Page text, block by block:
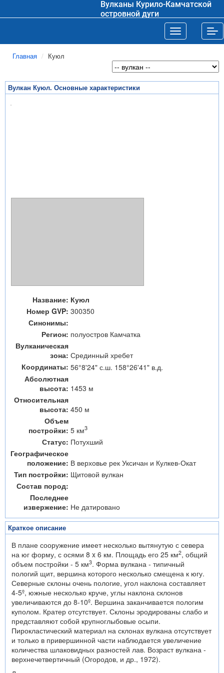
Вулканы Курило-Камчатской
островной дуги
Toggle
Главная Куюл
Вулкан Куюл. Основные характеристики
Название: Куюл
Номер GVP: 300350
Синонимы:
Регион: полуостров Камчатка
Вулканическая
зона: Срединный хребет
Координаты: 56°8'24" с.ш. 158°26'41" в.д.
Абсолютная
высота: 1453 м
Относительная
высота: 450 м
Объем
постройки: 5 км3
Статус: Потухший
Географическое
положение: В верховье рек Уксичан и Кулкев-Окат
Тип постройки: Щитовой вулкан
Состав пород:
Последнее
извержение: Не датировано
Краткое описание
В плане сооружение имеет несколько вытянутую с севера
на юг форму, с осями 8 x 6 км. Площадь его 25 км2, общий
объем постройки - 5 км3. Форма вулкана - типичный
пологий щит, вершина которого несколько смещена к югу.
Северные склоны очень пологие, угол наклона составляет
4-5º, южные несколько круче, углы наклона склонов
увеличиваются до 8-10º. Вершина заканчивается пологим
куполом. Кратер отсутствует. Склоны эродированы слабо и
представляют собой крупноглыбовые осыпи.
Пирокластический материал на склонах вулкана отсутствует
и только в привершинной части наблюдается увеличение
количества шлаковидных разностей лав. Возраст вулкана -
верхнечетвертичный (Огородов, и др., 1972).